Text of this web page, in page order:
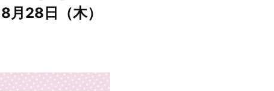
28日（木）